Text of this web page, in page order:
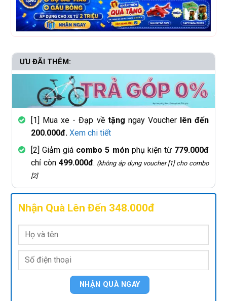
ƯU ĐÃI THÊM:
[1] Mua xe - Đạp về tặng ngay Voucher lên đến
200.000đ. Xem chi tiết
[2] Giảm giá combo 5 mónphụ kiện từ 779.000đ
chỉ còn 499.000đ. (không áp dụng voucher [1] cho combo
[2]
Nhận Quà Lên Đến 348.000đ